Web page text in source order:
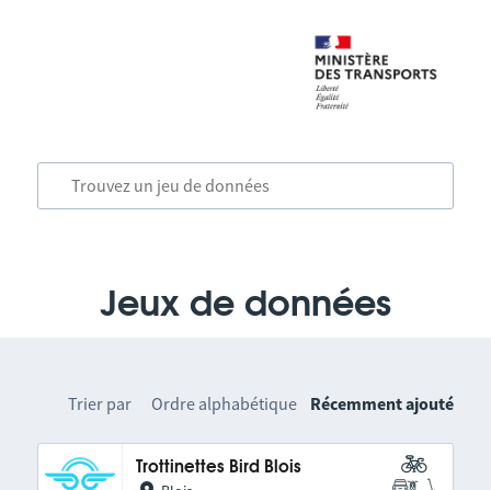
Jeux de données
Trier par Ordre alphabétique Récemment ajouté
Trottinettes Bird Blois